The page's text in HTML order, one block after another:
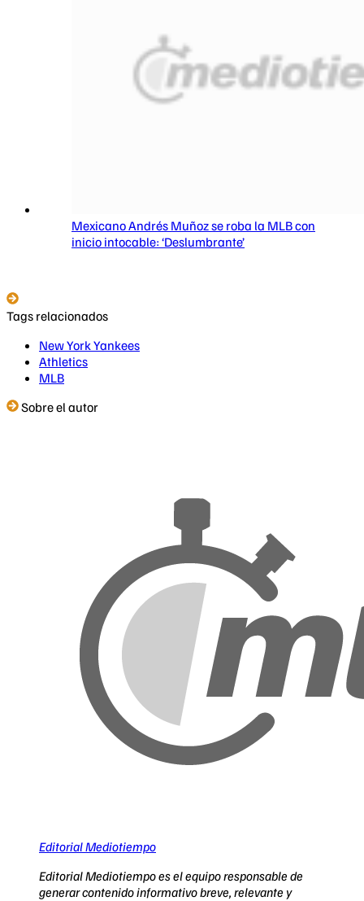
Mexicano Andrés Muñoz se roba la MLB con
inicio intocable: ‘Deslumbrante’
Tags relacionados
New York Yankees
Athletics
MLB
Sobre el autor
Editorial Mediotiempo
Editorial Mediotiempo es el equipo responsable de
generar contenido informativo breve, relevante y